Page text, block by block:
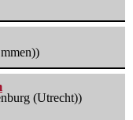
(Utrecht))